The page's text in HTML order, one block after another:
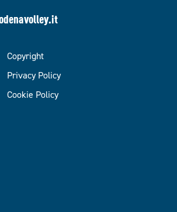
Copyright
Privacy Policy
Cookie Policy